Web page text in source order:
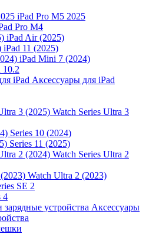
iPad Pro M5 2025
Pro M4
iPad Air (2025)
iPad 11 (2025)
iPad Mini 7 (2024)
10.2
Аксессуары для iPad
Watch Series Ultra 3
Series 10 (2024)
Series 11 (2025)
Watch Series Ultra 2
Watch Ultra 2 (2023)
SE 2
4
Аксессуары